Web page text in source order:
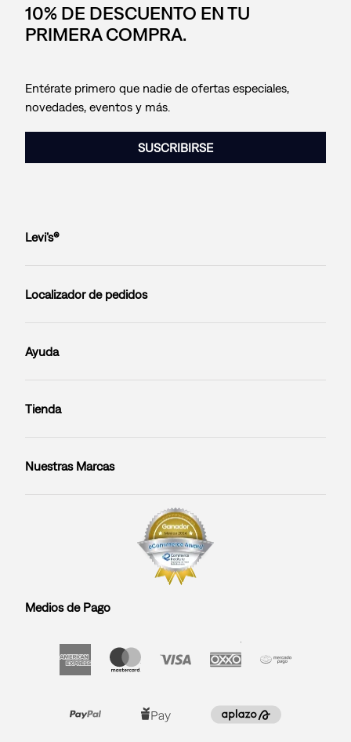
10% DE DESCUENTO EN TU
PRIMERA COMPRA.
Entérate primero que nadie de ofertas especiales,
novedades, eventos y más.
SUSCRIBIRSE
Levi’s®
Localizador de pedidos
Ayuda
Tienda
Nuestras Marcas
Medios de Pago